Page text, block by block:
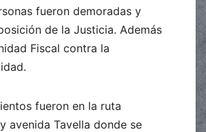
fueron demoradas y
de la Justicia. Además
Fiscal contra la
fueron en la ruta
avenida Tavella donde se